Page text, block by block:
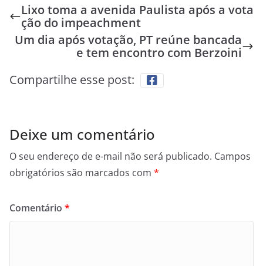
Lixo toma a avenida Paulista após a vota
ção do impeachment
Um dia após votação, PT reúne bancada
e tem encontro com Berzoini
Compartilhe esse post:
Deixe um comentário
O seu endereço de e-mail não será publicado. Campos
obrigatórios são marcados com *
Comentário *